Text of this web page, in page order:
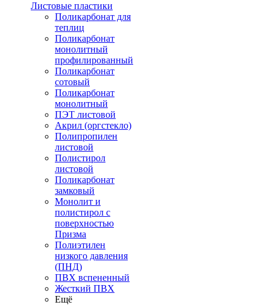
Листовые пластики
Поликарбонат для
теплиц
Поликарбонат
монолитный
профилированный
Поликарбонат
сотовый
Поликарбонат
монолитный
ПЭТ листовой
Акрил (оргстекло)
Полипропилен
листовой
Полистирол
листовой
Поликарбонат
замковый
Монолит и
полистирол с
поверхностью
Призма
Полиэтилен
низкого давления
(ПНД)
ПВХ вспененный
Жесткий ПВХ
Ещё